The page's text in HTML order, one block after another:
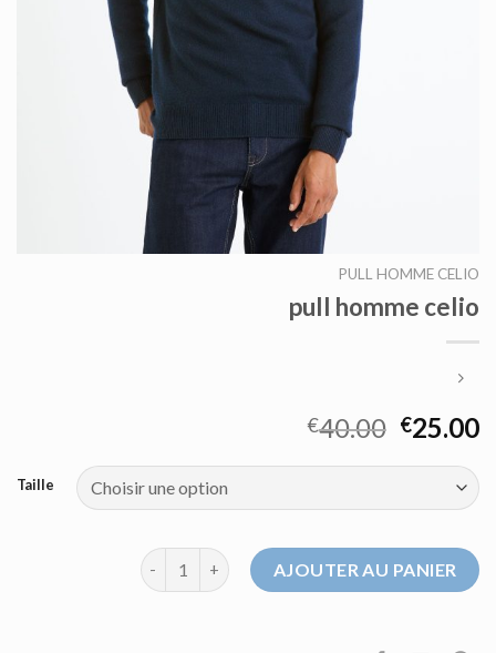
PULL HOMME CELIO
pull homme celio
€40.00 €25.00
Taille
quantité de pull homme celioAJOUTER AU PANIER